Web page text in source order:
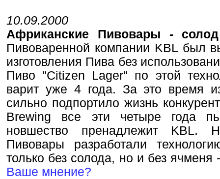
10.09.2000
Африканские Пивовары -
Пивоваренной компании KBL был
изготовления Пива без
Пиво "Citizen Lager" по этой
варит уже 4 года. За это время
сильно подпортило жизнь
Brewing все эти четыре года
новшество пренадлежит KBL.
Пивовары разработали
только без солода, но и без
Ваше мнение?